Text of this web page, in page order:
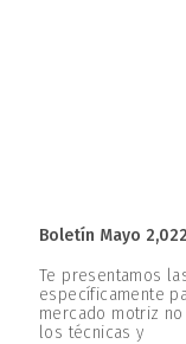
Boletín Mayo 2,022
Te presentamos
específicamente
mercado motriz
los técnicas y